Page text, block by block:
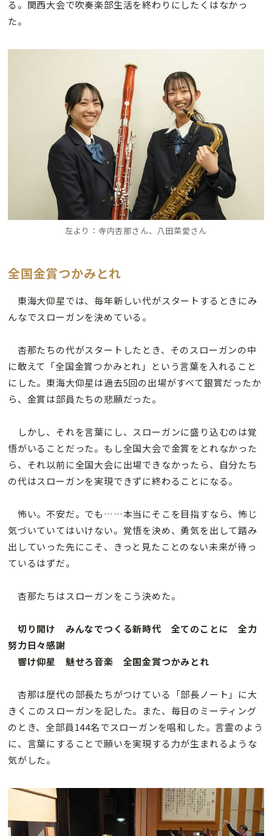
る。関西大会で吹奏楽部生活を終わりにしたくはなかっ
た。
左より：寺内杏那さん、八田菜愛さん
全国金賞つかみとれ
東海大仰星では、毎年新しい代がスタートするときにみ
んなでスローガンを決めている。
杏那たちの代がスタートしたとき、そのスローガンの中
に敢えて「全国金賞つかみとれ」という言葉を入れること
にした。東海大仰星は過去5回の出場がすべて銀賞だったか
ら、金賞は部員たちの悲願だった。
しかし、それを言葉にし、スローガンに盛り込むのは覚
悟がいることだった。もし全国大会で金賞をとれなかった
ら、それ以前に全国大会に出場できなかったら、自分たち
の代はスローガンを実現できずに終わることになる。
怖い。不安だ。でも……本当にそこを目指すなら、怖じ
気づいていてはいけない。覚悟を決め、勇気を出して踏み
出していった先にこそ、きっと見たことのない未来が待っ
ているはずだ。
杏那たちはスローガンをこう決めた。
切り開け みんなでつくる新時代 全てのことに 全力
努力日々感謝
響け仰星 魅せろ音楽 全国金賞つかみとれ
杏那は歴代の部長たちがつけている「部長ノート」に大
きくこのスローガンを記した。また、毎日のミーティング
のとき、全部員144名でスローガンを唱和した。言霊のよう
に、言葉にすることで願いを実現する力が生まれるような
気がした。